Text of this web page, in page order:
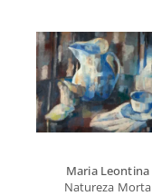
Maria Leontina
Natureza Morta